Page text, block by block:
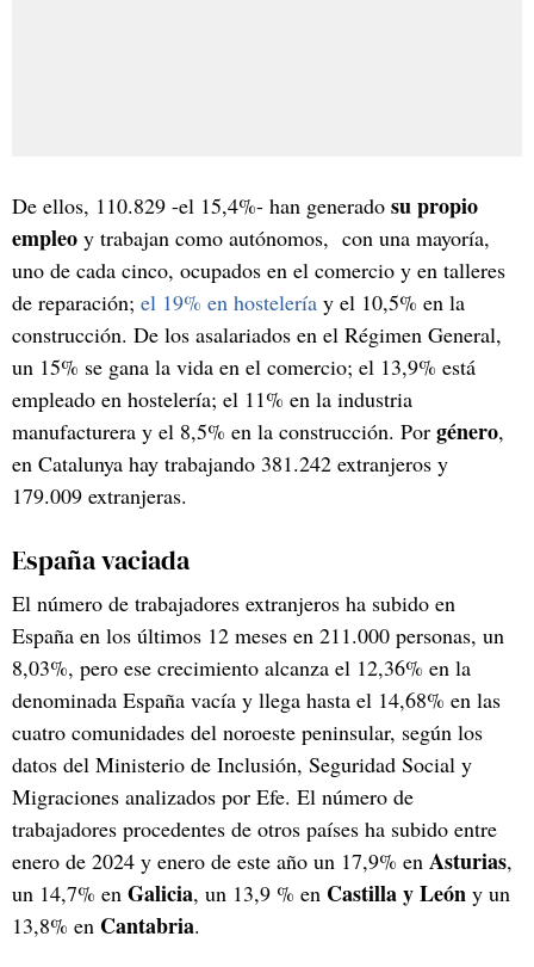
De ellos, 110.829 -el 15,4%- han generado su propio
empleo y trabajan como autónomos, con una mayoría,
uno de cada cinco, ocupados en el comercio y en talleres
de reparación; el 19% en hostelería y el 10,5% en la
construcción. De los asalariados en el Régimen General,
un 15% se gana la vida en el comercio; el 13,9% está
empleado en hostelería; el 11% en la industria
manufacturera y el 8,5% en la construcción. Por género,
en Catalunya hay trabajando 381.242 extranjeros y
179.009 extranjeras.
España vaciada
El número de trabajadores extranjeros ha subido en
España en los últimos 12 meses en 211.000 personas, un
8,03%, pero ese crecimiento alcanza el 12,36% en la
denominada España vacía y llega hasta el 14,68% en las
cuatro comunidades del noroeste peninsular, según los
datos del Ministerio de Inclusión, Seguridad Social y
Migraciones analizados por Efe. El número de
trabajadores procedentes de otros países ha subido entre
enero de 2024 y enero de este año un 17,9% en Asturias,
un 14,7% en Galicia, un 13,9 % en Castilla y León y un
13,8% en Cantabria.